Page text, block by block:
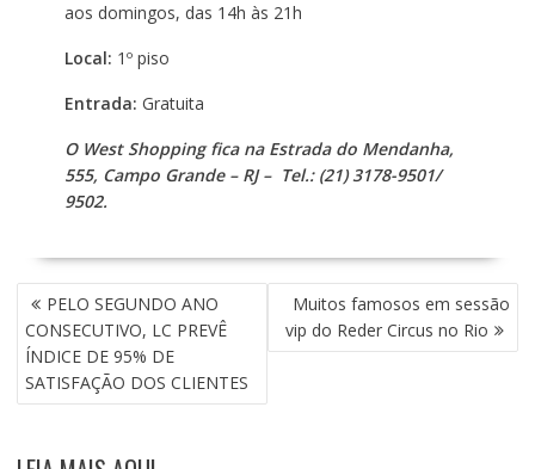
aos domingos, das 14h às 21h
Local: 1º piso
Entrada: Gratuita
O West Shopping fica na Estrada do Mendanha,
555, Campo Grande – RJ – Tel.: (21) 3178-9501/
9502.
N
A
V
E
G
Ç
PELO SEGUNDO ANO
CONSECUTIVO, LC PREVÊ
ÍNDICE DE 95% DE
SATISFAÇÃO DOS CLIENTES
Muitos famosos em sessão
vip do Reder Circus no Rio